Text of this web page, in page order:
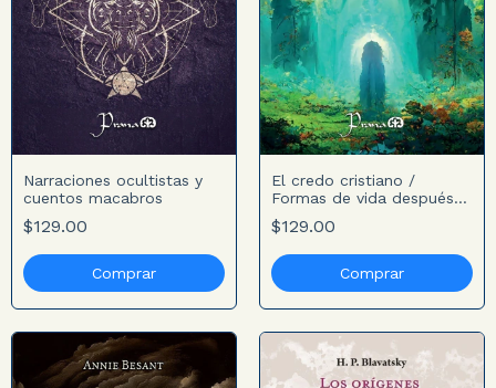
Narraciones ocultistas y
cuentos macabros
$129.00
El credo cristiano /
Formas de vida después
de la muerte
$129.00